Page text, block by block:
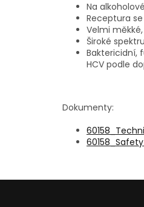
Na
Receptura
Velmi
Široké
Baktericidní,
HCV podle
Dokumenty: